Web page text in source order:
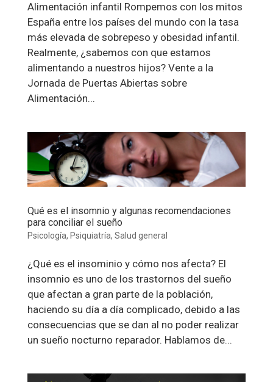
Alimentación infantil Rompemos con los mitos
España entre los países del mundo con la tasa
más elevada de sobrepeso y obesidad infantil.
Realmente, ¿sabemos con que estamos
alimentando a nuestros hijos? Vente a la
Jornada de Puertas Abiertas sobre
Alimentación...
Qué es el insomnio y algunas recomendaciones
para conciliar el sueño
Psicología, Psiquiatría, Salud general
¿Qué es el insominio y cómo nos afecta? El
insomnio es uno de los trastornos del sueño
que afectan a gran parte de la población,
haciendo su día a día complicado, debido a las
consecuencias que se dan al no poder realizar
un sueño nocturno reparador. Hablamos de...